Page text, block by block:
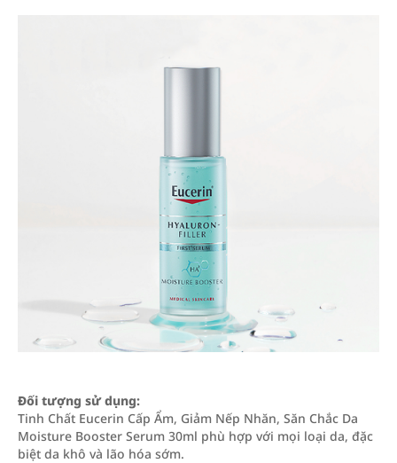
Đối tượng sử dụng:
Tinh Chất Eucerin Cấp Ẩm, Giảm Nếp Nhăn, Săn Chắc Da
Moisture Booster Serum 30ml phù hợp với mọi loại da, đặc
biệt da khô và lão hóa sớm.